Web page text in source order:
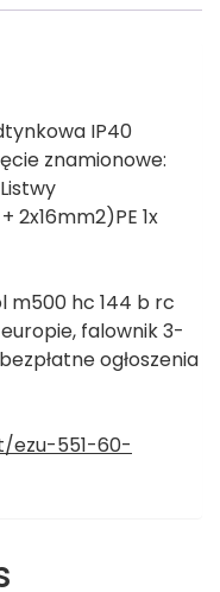
IP40
znamionowe:
2x16mm2)PE 1x
m500 hc 144 b rc
falownik 3-
ogłoszenia
ezu-551-60-